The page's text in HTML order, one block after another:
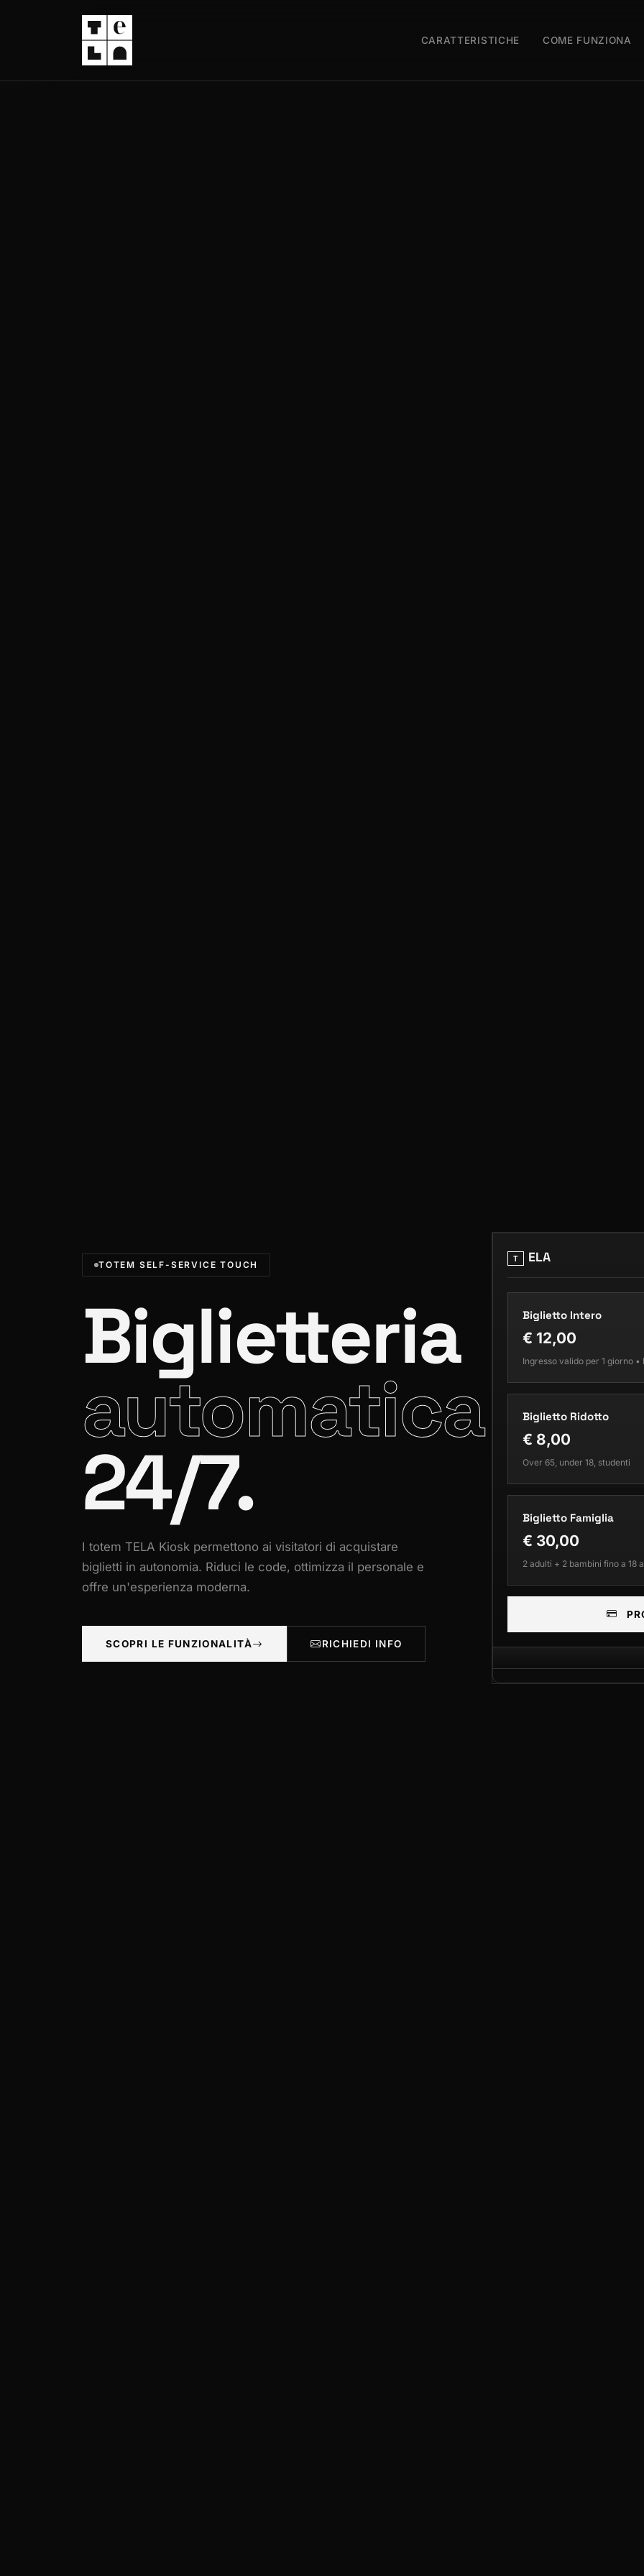
CARATTERISTICHE COME FUNZIONA
TOTEM SELF-SERVICE TOUCH
Biglietteria
automatica
24/7.
I totem TELA Kiosk permettono ai visitatori di acquistare
biglietti in autonomia. Riduci le code, ottimizza il personale e
offre un'esperienza moderna.
SCOPRI LE FUNZIONALITÀ RICHIEDI INFO
T ELA
Biglietto Intero
€ 12,00
Ingresso valido per 1 giorno •
Biglietto Ridotto
€ 8,00
Over 65, under 18, studenti
Biglietto Famiglia
€ 30,00
2 adulti + 2 bambini fino a 18